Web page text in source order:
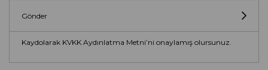
Gönder
Kaydolarak KVKK Aydınlatma Metni’ni onaylamış olursunuz.